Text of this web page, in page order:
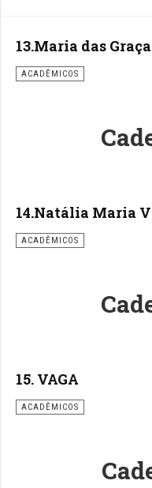
13.Maria das
ACADÊMICOS
14.Natália Maria
ACADÊMICOS
15. VAGA
ACADÊMICOS